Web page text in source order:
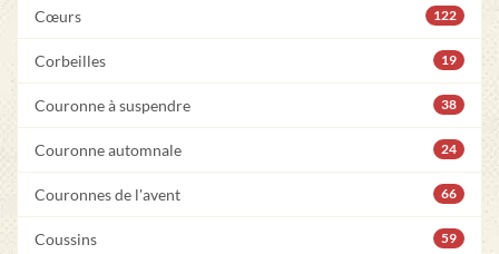
Cœurs 122
Corbeilles 19
Couronne à suspendre 38
Couronne automnale 24
Couronnes de l'avent 66
Coussins 59